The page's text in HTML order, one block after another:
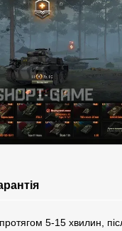
5-15 хвилин,